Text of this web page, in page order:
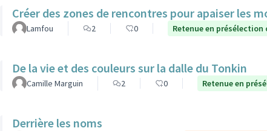
Créer des zones de rencontres pour apaiser les
Lamfou 2 0 Retenue en présélection
De la vie et des couleurs sur la dalle du Tonkin
Camille Marguin 2 0 Retenue en
Derrière les noms